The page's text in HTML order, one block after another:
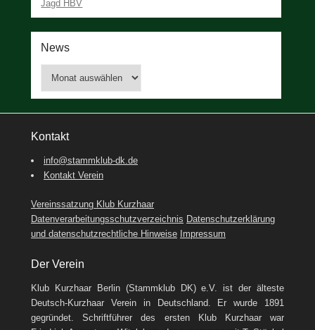
Jagd HBV
News
Kontakt
info@stammklub-dk.de
Kontakt Verein
Vereinssatzung Klub Kurzhaar
Datenverarbeitungsschutzverzeichnis Datenschutzerklärung
und datenschutzrechtliche Hinweise Impressum
Der Verein
Klub Kurzhaar Berlin (Stammklub DK) e.V. ist der älteste
Deutsch-Kurzhaar Verein in Deutschland. Er wurde 1891
gegründet. Schriftführer des ersten Klub Kurzhaar war